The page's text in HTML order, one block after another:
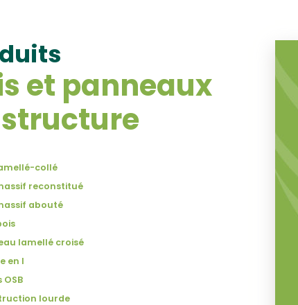
et panneaux
collé
reconstitué
abouté
lamellé croisé
en I
OSB
lourde